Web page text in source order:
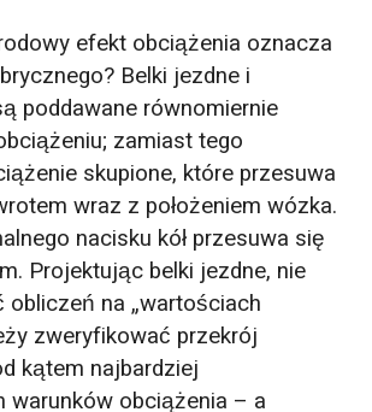
efekt obciążenia oznacza
Belki jezdne i
poddawane równomiernie
zamiast tego
skupione, które przesuwa
wraz z położeniem wózka.
nacisku kół przesuwa się
Projektując belki jezdne, nie
obliczeń na „wartościach
zweryfikować przekrój
kątem najbardziej
warunków obciążenia – a